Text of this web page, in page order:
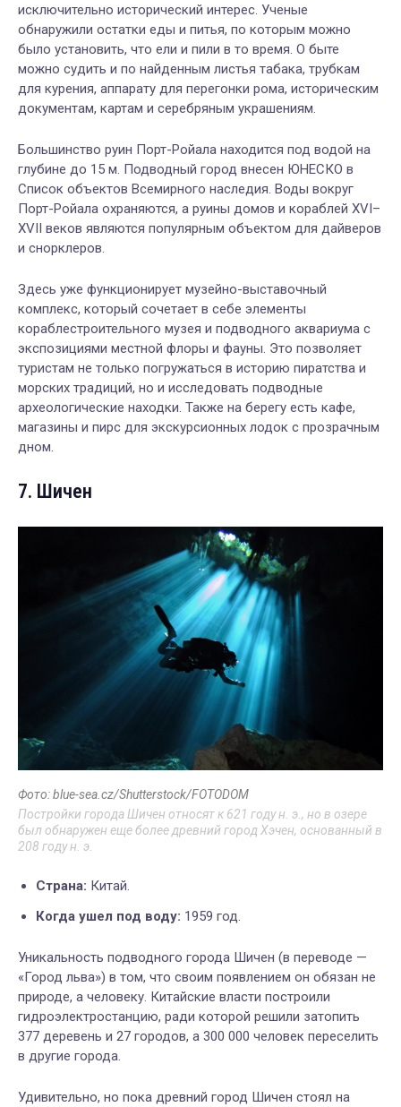
исключительно исторический интерес. Ученые
обнаружили остатки еды и питья, по которым можно
было установить, что ели и пили в то время. О быте
можно судить и по найденным листья табака, трубкам
для курения, аппарату для перегонки рома, историческим
документам, картам и серебряным украшениям.
Большинство руин Порт-Ройала находится под водой на
глубине до 15 м. Подводный город внесен ЮНЕСКО в
Список объектов Всемирного наследия. Воды вокруг
Порт-Ройала охраняются, а руины домов и кораблей XVI–
XVII веков являются популярным объектом для дайверов
и снорклеров.
Здесь уже функционирует музейно-выставочный
комплекс, который сочетает в себе элементы
кораблестроительного музея и подводного аквариума с
экспозициями местной флоры и фауны. Это позволяет
туристам не только погружаться в историю пиратства и
морских традиций, но и исследовать подводные
археологические находки. Также на берегу есть кафе,
магазины и пирс для экскурсионных лодок с прозрачным
дном.
7. Шичен
Фото: blue-sea.cz/Shutterstock/FOTODOM
Постройки города Шичен относят к 621 году н. э., но в озере
был обнаружен еще более древний город Хэчен, основанный в
208 году н. э.
Страна: Китай.
Когда ушел под воду: 1959 год.
Уникальность подводного города Шичен (в переводе —
«Город льва») в том, что своим появлением он обязан не
природе, а человеку. Китайские власти построили
гидроэлектростанцию, ради которой решили затопить
377 деревень и 27 городов, а 300 000 человек переселить
в другие города.
Удивительно, но пока древний город Шичен стоял на